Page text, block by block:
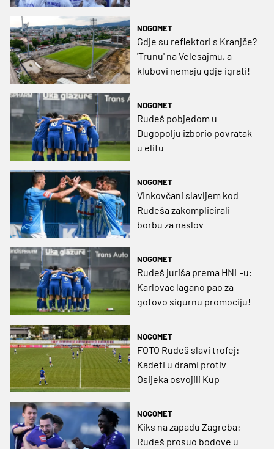
NOGOMET
Gdje su reflektori s Kranjče?
'Trunu' na Velesajmu, a
klubovi nemaju gdje igrati!
NOGOMET
Rudeš pobjedom u
Dugopolju izborio povratak
u elitu
NOGOMET
Vinkovčani slavljem kod
Rudeša zakomplicirali
borbu za naslov
NOGOMET
Rudeš juriša prema HNL-u:
Karlovac lagano pao za
gotovo sigurnu promociju!
NOGOMET
FOTO Rudeš slavi trofej:
Kadeti u drami protiv
Osijeka osvojili Kup
NOGOMET
Kiks na zapadu Zagreba:
Rudeš prosuo bodove u